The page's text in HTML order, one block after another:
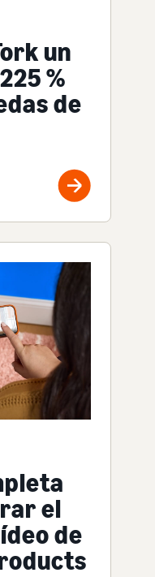
un
%
de
el
de